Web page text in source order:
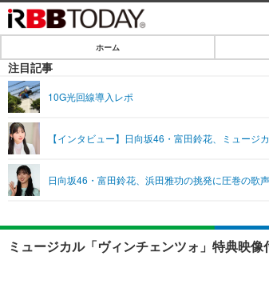
IT・デジタル
ショ
SPEED TEST
エンタメ
エン
ライフ
ライ
ペ
リリース一覧
ホーム
注目記事
10G光回線導入レポ
【インタビュー】日向坂46・富田鈴花、ミュージ
日向坂46・富田鈴花、浜田雅功の挑発に圧巻の歌
ミュージカル「ヴィンチェンツォ」特典映